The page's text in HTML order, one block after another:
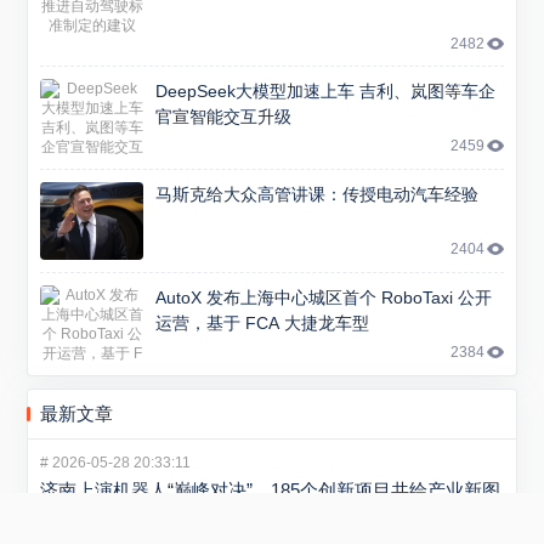
2482
DeepSeek大模型加速上车 吉利、岚图等车企
官宣智能交互升级
2459
马斯克给大众高管讲课：传授电动汽车经验
2404
AutoX 发布上海中心城区首个 RoboTaxi 公开
运营，基于 FCA 大捷龙车型
2384
最新文章
# 2026-05-28 20:33:11
济南上演机器人“巅峰对决”，185个创新项目共绘产业新图